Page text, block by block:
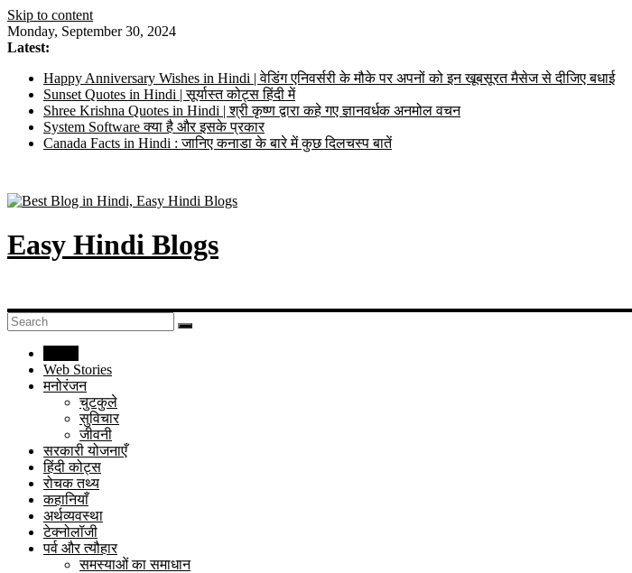
Skip to content
Monday, September 30, 2024
Latest:
Happy Anniversary Wishes in Hindi | वेडिंग एनिवर्सरी के मौके पर अपनों को इन खूबसूरत मैसेज से दीजिए बधाई
Sunset Quotes in Hindi | सूर्यास्त कोट्स हिंदी में
Shree Krishna Quotes in Hindi | श्री कृष्ण द्वारा कहे गए ज्ञानवर्धक अनमोल वचन
System Software क्या है और इसके प्रकार
Canada Facts in Hindi : जानिए कनाडा के बारे में कुछ दिलचस्प बातें
Easy Hindi Blogs
Web Stories
मनोरंजन
चुटकुले
सुविचार
जीवनी
सरकारी योजनाएँ
हिंदी कोट्स
रोचक तथ्य
कहानियाँ
अर्थव्यवस्था
टेक्नोलॉजी
पर्व और त्यौहार
समस्याओं का समाधान